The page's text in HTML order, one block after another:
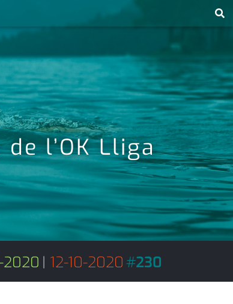
l’OK Lliga
2020 | 12-10-2020 #230